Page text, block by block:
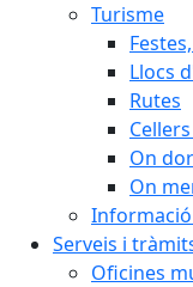
Turisme
Llocs
Rutes
On
On
Serveis i
Oficines